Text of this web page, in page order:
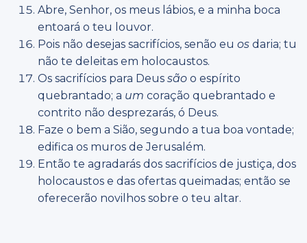
Abre, Senhor, os meus lábios, e a minha boca
entoará o teu louvor.
Pois não desejas sacrifícios, senão eu os daria; tu
não te deleitas em holocaustos.
Os sacrifícios para Deus são o espírito
quebrantado; a um coração quebrantado e
contrito não desprezarás, ó Deus.
Faze o bem a Sião, segundo a tua boa vontade;
edifica os muros de Jerusalém.
Então te agradarás dos sacrifícios de justiça, dos
holocaustos e das ofertas queimadas; então se
oferecerão novilhos sobre o teu altar.